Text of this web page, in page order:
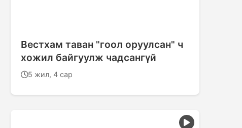
Вестхам таван "гоол оруулсан" ч
хожил байгуулж чадсангүй
5 жил, 4 сар